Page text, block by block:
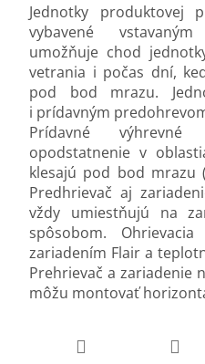
Jednotky produktovej
vybavené
umožňuje chod
vetrania i počas dní,
pod bod mrazu.
i prídavným
Prídavné
opodstatnenie v
klesajú pod bod
Predhrievač aj
vždy umiestňujú na
spôsobom.
zariadením Flair a
Prehrievač a zariadenie
môžu montovať